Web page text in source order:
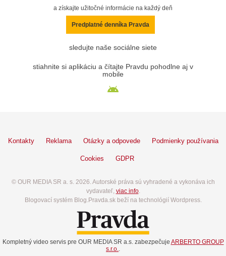
a získajte užitočné informácie na každý deň
Predplatné denníka Pravda
sledujte naše sociálne siete
stiahnite si aplikáciu a čítajte Pravdu pohodlne aj v
mobile
Kontakty Reklama Otázky a odpovede Podmienky používania
Cookies GDPR
© OUR MEDIA SR a. s. 2026. Autorské práva sú vyhradené a vykonáva ich
vydavateľ, viac info.
Blogovací systém Blog.Pravda.sk beží na technológií Wordpress.
Kompletný video servis pre OUR MEDIA SR a.s. zabezpečuje ARBERTO GROUP
s.r.o.